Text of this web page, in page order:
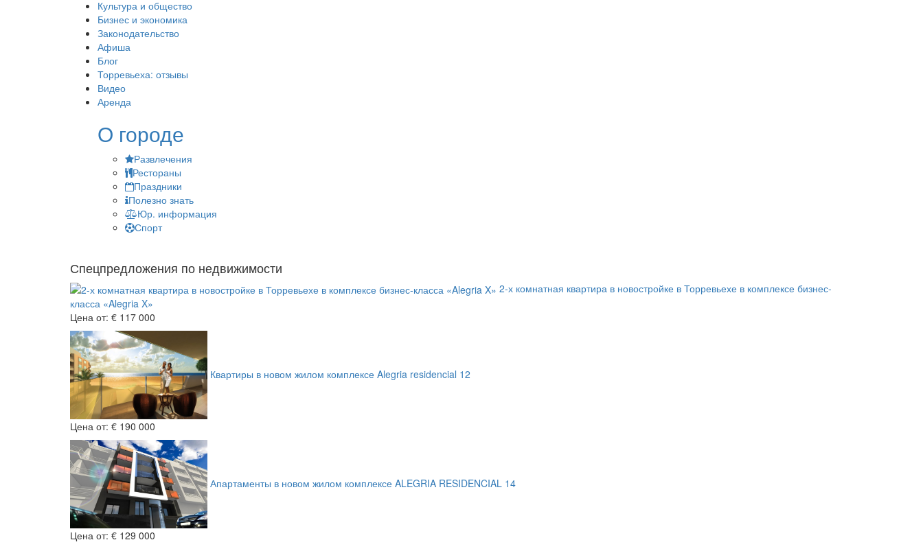
Культура и общество
Бизнес и экономика
Законодательство
Афиша
Блог
Торревьеха: отзывы
Видео
Аренда
О городе
Развлечения
Рестораны
Праздники
Полезно знать
Юр. информация
Спорт
Спецпредложения по недвижимости
2-х комнатная квартира в новостройке в Торревьехе в комплексе бизнес-
класса «Alegria X»
Цена от: € 117 000
Квартиры в новом жилом комплексе Alegria residencial 12
Цена от: € 190 000
Апартаменты в новом жилом комплексе ALEGRIA RESIDENCIAL 14
Цена от: € 129 000